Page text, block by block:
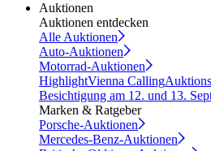
Auktionen
Auktionen entdecken
Alle Auktionen
Auto-Auktionen
Motorrad-Auktionen
HighlightVienna Calling
Besichtigung am 12. und 13.
Marken & Ratgeber
Porsche-Auktionen
Mercedes-Benz-Auktionen